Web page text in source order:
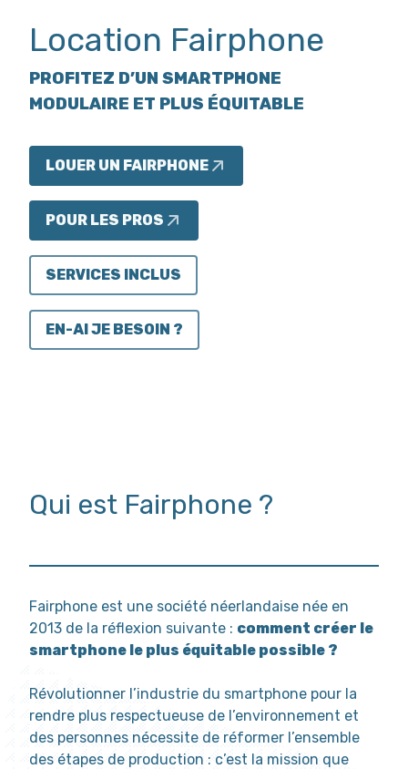
Location Fairphone
PROFITEZ D’UN SMARTPHONE
MODULAIRE ET PLUS ÉQUITABLE
LOUER UN FAIRPHONE
POUR LES PROS
SERVICES INCLUS
EN-AI JE BESOIN ?
Qui est Fairphone ?
Fairphone est une société néerlandaise née en
2013 de la réflexion suivante : comment créer le
smartphone le plus équitable possible ?
Révolutionner l’industrie du smartphone pour la
rendre plus respectueuse de l’environnement et
des personnes nécessite de réformer l’ensemble
des étapes de production : c’est la mission que